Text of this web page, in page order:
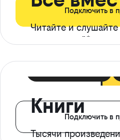
Читайте и
ограничений*
Подключить в
Книги
Тысячи
Подключить в